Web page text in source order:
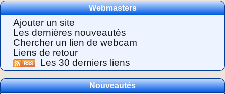
Webmasters
Ajouter un site
Les dernières nouveautés
Chercher un lien de webcam
Liens de retour
Les 30 derniers liens
Nouveautés